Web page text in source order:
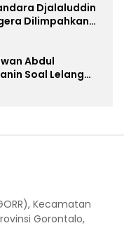
Djalaluddin
Dilimpahkan
Abdul
Soal Lelang
Kecamatan
Gorontalo,